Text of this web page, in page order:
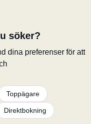
söker?
dina preferenser för att
Toppägare
Direktbokning